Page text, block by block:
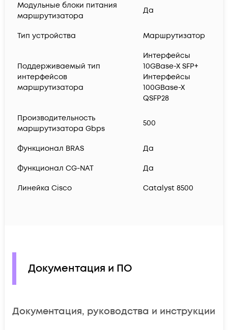
Модульные блоки питания
маршрутизатора
Да
Тип устройства Маршрутизатор
Поддерживаемый тип
интерфейсов
маршрутизатора
Интерфейсы
10GBase-X SFP+
Интерфейсы
100GBase-X
QSFP28
Производительность
маршрутизатора Gbps
500
Функционал BRAS Да
Функционал CG-NAT Да
Линейка Cisco Catalyst 8500
Документация и ПО
Документация, руководства и инструкции